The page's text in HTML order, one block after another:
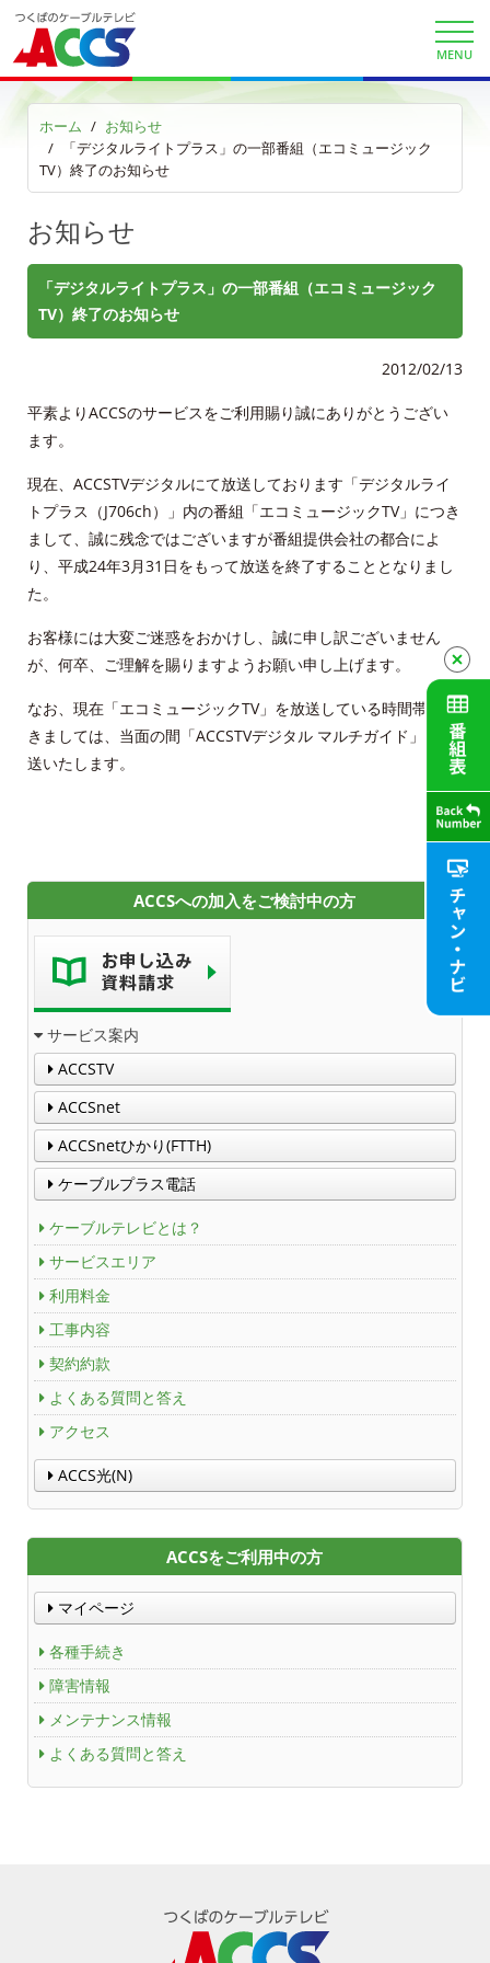
MENU
ホーム
お知らせ
「デジタルライトプラス」の一部番組（エコミュージック
TV）終了のお知らせ
お知らせ
「デジタルライトプラス」の一部番組（エコミュージック
TV）終了のお知らせ
2012/02/13
平素よりACCSのサービスをご利用賜り誠にありがとうござい
ます。
現在、ACCSTVデジタルにて放送しております「デジタルライ
トプラス（J706ch）」内の番組「エコミュージックTV」につき
まして、誠に残念ではございますが番組提供会社の都合によ
り、平成24年3月31日をもって放送を終了することとなりまし
た。
お客様には大変ご迷惑をおかけし、誠に申し訳ございません
が、何卒、ご理解を賜りますようお願い申し上げます。
なお、現在「エコミュージックTV」を放送している時間帯につ
きましては、当面の間「ACCSTVデジタル マルチガイド」を放
送いたします。
ACCSへの加入をご検討中の方
サービス案内
ACCSTV
ACCSnet
ACCSnetひかり(FTTH)
ケーブルプラス電話
ケーブルテレビとは？
サービスエリア
利用料金
工事内容
契約約款
よくある質問と答え
アクセス
ACCS光(N)
ACCSをご利用中の方
マイページ
各種手続き
障害情報
メンテナンス情報
よくある質問と答え
KDDIケーブルプラス電話サイト
auお客様サポート
サービス案内
サービスエリア
利用料金
工事内容
契約約款
各種手続き
申込・資料請求
ごあいさつ
法人情報
ＡＣＣＳ番組基準
放送番組審議会議事録
個人情報保護方針
人材募集
アクセス
Channel Table
ACCSTV
ACCSnet
Cable-plus Phone
ACCSTV,ACCSnet&Cable-plus Phone Set
Service
ACCS Cable Connection
つくばもん（地域情報サイト）